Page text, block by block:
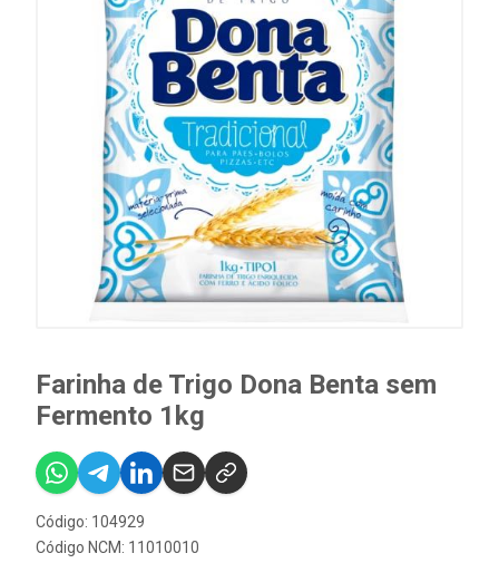
Farinha de Trigo Dona Benta sem
Fermento 1kg
Código: 104929
Código NCM: 11010010